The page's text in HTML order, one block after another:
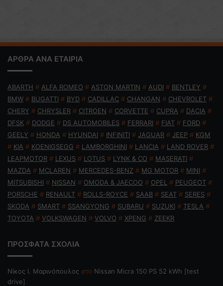
ΑΡΘΡΑ ΑΝΑ ΕΤΑΙΡΙΑ
ABARTH # ALFA ROMEO # ASTON MARTIN # AUDI # BENTLEY #
BMW # BUGATTI # BYD # CADILLAC # CHANGAN # CHEVROLET #
CHERY # CHRYSLER # CITROEN # CORVETTE # CUPRA # DACIA #
DFSK # DODGE # DS AUTOMOBILES # FERRARI # FIAT # FORD #
GEELY # HONDA # HYUNDAI # INFINITI # JAGUAR # JEEP # KGM
# KIA # KOENIGSEGG # LAMBORGHINI # LANCIA # LAND ROVER #
LEAPMOTOR # LEXUS # LOTUS # LYNK & CO # MASERATI #
MAZDA # MCLAREN # MERCEDES-BENZ # MG MOTOR # MINI #
MITSUBISHI # NISSAN # OMODA & JAECOO # OPEL # PEUGEOT #
PORSCHE # RENAULT # ROLLS-ROYCE # SAAB # SEAT # SERES #
SKODA # SMART # SSANGYONG # SUBARU # SUZUKI # TESLA #
TOYOTA # VOLKSWAGEN # VOLVO # XPENG # ZEEKR
ΠΡΟΣΦΑΤΑ ΣΧΟΛΙΑ
Nίκος Ι. Mαρινόπουλος στο Nissan Micra 150 PS 52 kWh [test
drive]